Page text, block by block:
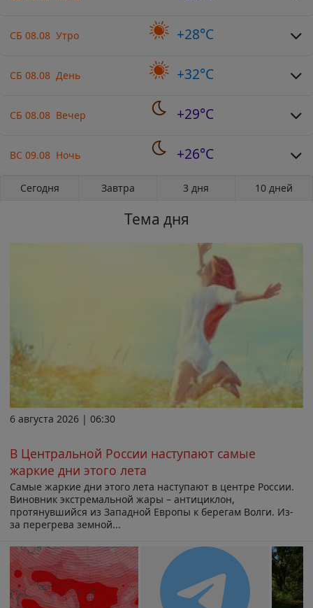
СБ 08.08 Утро +28°C
СБ 08.08 День +32°C
СБ 08.08 Вечер +29°C
ВС 09.08 Ночь +26°C
Сегодня Завтра 3 дня 10 дней
Тема дня
6 августа 2026 | 06:30
В Центральной России наступают самые
жаркие дни этого лета
Самые жаркие дни этого лета наступают в центре России.
Виновник экстремальной жары – антициклон,
протянувшийся из Западной Европы к берегам Волги. Из-
за перегрева земной...